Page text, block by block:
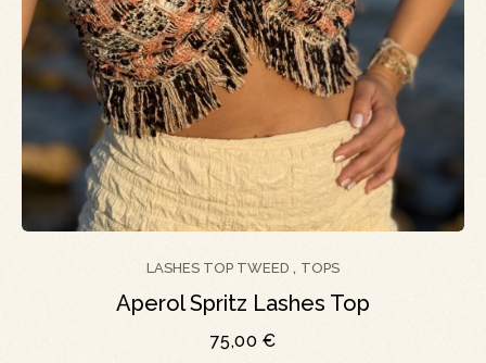
LASHES TOP TWEED , TOPS
Aperol Spritz Lashes Top
75,00 €